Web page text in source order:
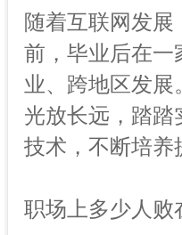
随着互联网发
前，毕业后在一
业、跨地区发
光放长远，踏
技术，不断培养
职场上多少人败